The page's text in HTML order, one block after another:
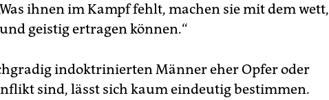
ihnen im Kampf fehlt, machen sie mit dem wett,
geistig ertragen können.“
indoktrinierten Männer eher Opfer oder
sind, lässt sich kaum eindeutig bestimmen.